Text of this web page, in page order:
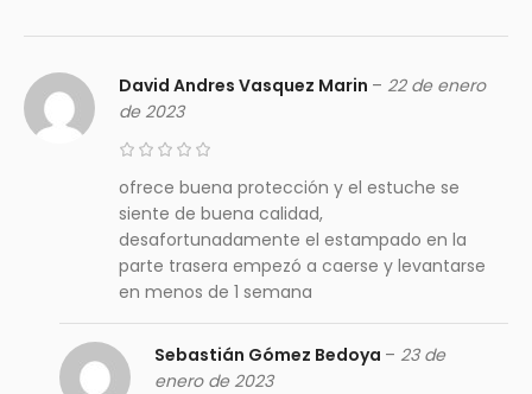
David Andres Vasquez Marin – 22 de enero
de 2023
ofrece buena protección y el estuche se
siente de buena calidad,
desafortunadamente el estampado en la
parte trasera empezó a caerse y levantarse
en menos de 1 semana
Sebastián Gómez Bedoya – 23 de
enero de 2023